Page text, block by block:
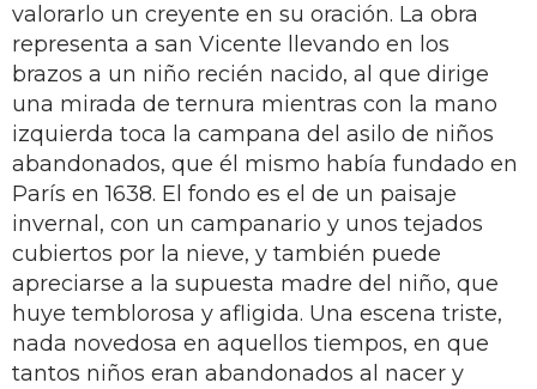
valorarlo un creyente en su oración. La obra
representa a san Vicente llevando en los
brazos a un niño recién nacido, al que dirige
una mirada de ternura mientras con la mano
izquierda toca la campana del asilo de niños
abandonados, que él mismo había fundado en
París en 1638. El fondo es el de un paisaje
invernal, con un campanario y unos tejados
cubiertos por la nieve, y también puede
apreciarse a la supuesta madre del niño, que
huye temblorosa y afligida. Una escena triste,
nada novedosa en aquellos tiempos, en que
tantos niños eran abandonados al nacer y